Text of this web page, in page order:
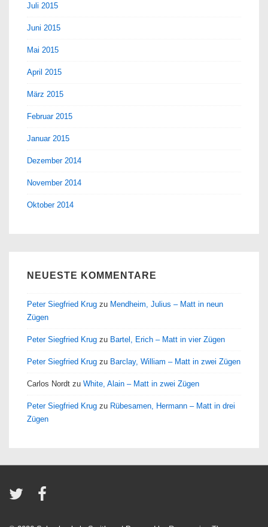
Juli 2015
Juni 2015
Mai 2015
April 2015
März 2015
Februar 2015
Januar 2015
Dezember 2014
November 2014
Oktober 2014
NEUESTE KOMMENTARE
Peter Siegfried Krug zu Mendheim, Julius – Matt in neun
Zügen
Peter Siegfried Krug zu Bartel, Erich – Matt in vier Zügen
Peter Siegfried Krug zu Barclay, William – Matt in zwei Zügen
Carlos Nordt zu White, Alain – Matt in zwei Zügen
Peter Siegfried Krug zu Rübesamen, Hermann – Matt in drei
Zügen